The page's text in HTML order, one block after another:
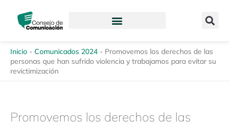
contenido
Inicio - Comunicados 2024 - Promovemos los derechos de las
personas que han sufrido violencia y trabajamos para evitar su
revictimización
Promovemos los derechos de las